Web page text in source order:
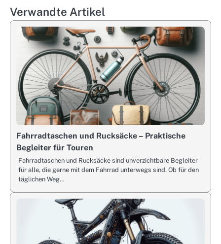
Verwandte Artikel
Fahrradtaschen und Rucksäcke – Praktische
Begleiter für Touren
Fahrradtaschen und Rucksäcke sind unverzichtbare Begleiter
für alle, die gerne mit dem Fahrrad unterwegs sind. Ob für den
täglichen Weg…